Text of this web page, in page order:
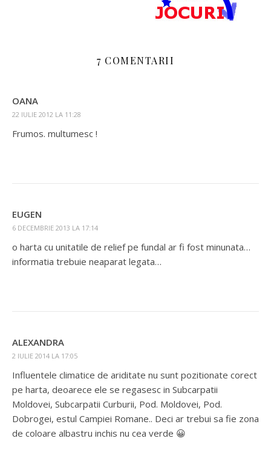
7 COMENTARII
OANA
22 IULIE 2012 LA 11:28
Frumos. multumesc !
EUGEN
6 DECEMBRIE 2013 LA 17:14
o harta cu unitatile de relief pe fundal ar fi fost minunata…
informatia trebuie neaparat legata…
ALEXANDRA
2 IULIE 2014 LA 17:05
Influentele climatice de ariditate nu sunt pozitionate corect
pe harta, deoarece ele se regasesc in Subcarpatii
Moldovei, Subcarpatii Curburii, Pod. Moldovei, Pod.
Dobrogei, estul Campiei Romane.. Deci ar trebui sa fie zona
de coloare albastru inchis nu cea verde 😀